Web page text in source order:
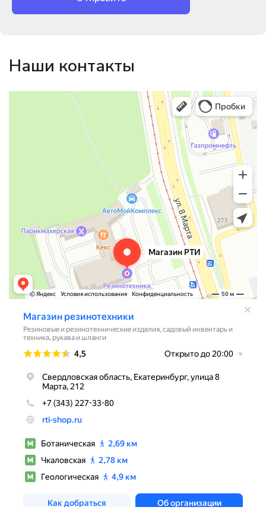
Наши контакты
Магазин резинотехники
Резиновые и резинотехнические изделия в Екатеринбурге
Садовый инвентарь и техника в Екатеринбурге